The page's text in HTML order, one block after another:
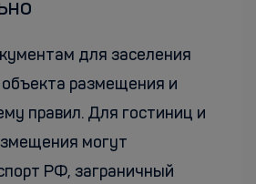
для заселения
объекта размещения и
правил. Для гостиниц и
могут
РФ, заграничный